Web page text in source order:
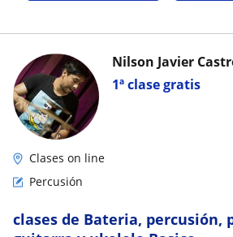
1ª clase gratis
Nilson Javier
Clases on line
Percusión
clases de Bateria, percusión,